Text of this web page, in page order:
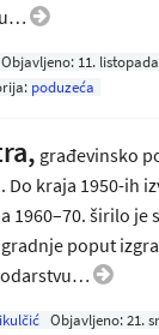
Objavljeno: 11.
poduzeća
građevinsko
Do kraja 1950-ih
1960–70. širilo je
poput
Objavljeno:21.